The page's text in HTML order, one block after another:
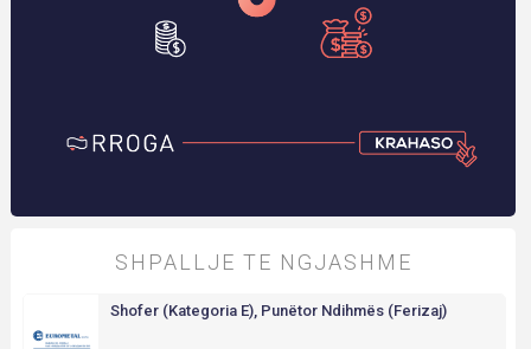
SHPALLJE TE NGJASHME
Shofer (Kategoria E), Punëtor Ndihmës (Ferizaj)